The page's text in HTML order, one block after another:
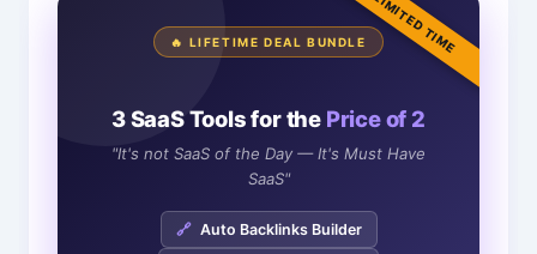
LIMITED TIME
🔥 LIFETIME DEAL BUNDLE
3 SaaS Tools for the Price of 2
"It's not SaaS of the Day — It's Must Have
SaaS"
🔗 Auto Backlinks Builder